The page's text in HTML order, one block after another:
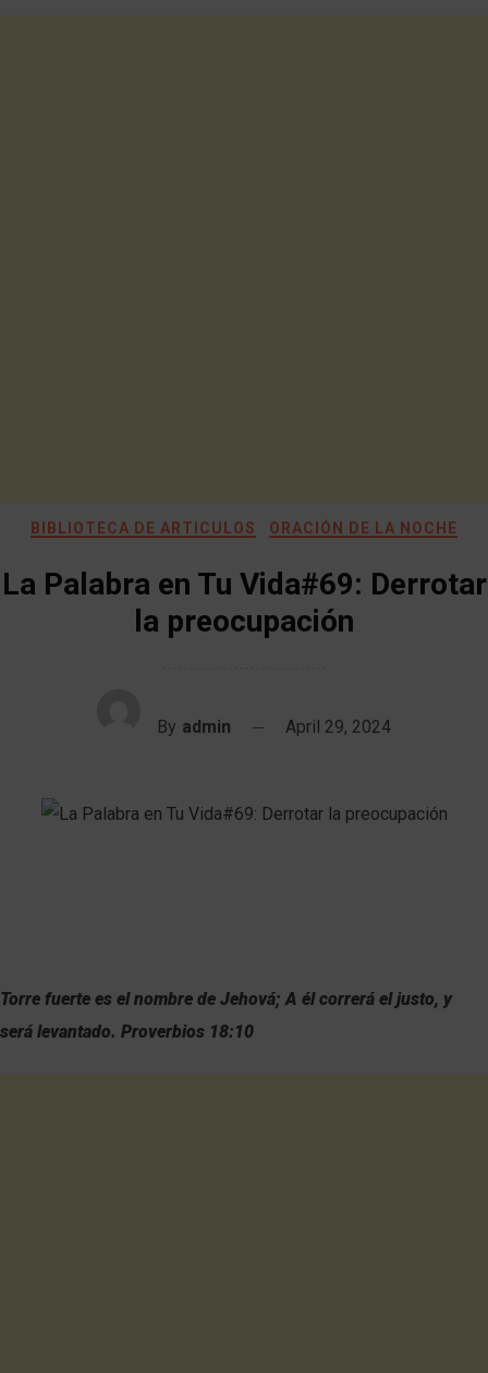
BIBLIOTECA DE ARTICULOS ORACIÓN DE LA NOCHE
La Palabra en Tu Vida#69: Derrotar
la preocupación
By admin April 29, 2024
Torre fuerte es el nombre de Jehová; A él correrá el justo, y
será levantado. Proverbios 18:10